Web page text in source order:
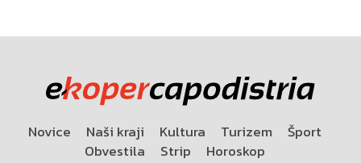
Novice Naši kraji Kultura Turizem
Šport
Obvestila
Strip Horoskop